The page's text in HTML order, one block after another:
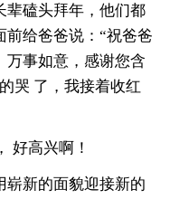
辈磕头拜年，他们都
给爸爸说：“祝爸爸
万事如意，感谢您含
哭 了，我接着收红
好高兴啊！
崭新的面貌迎接新的